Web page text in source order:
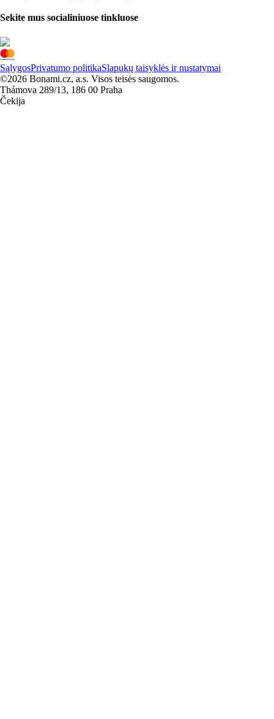
Sekite mus socialiniuose tinkluose
SąlygosPrivatumo politikaSlapukų taisyklės ir nustatymai
©2026 Bonami.cz, a.s. Visos teisės saugomos.
Thámova 289/13, 186 00 Praha
Čekija